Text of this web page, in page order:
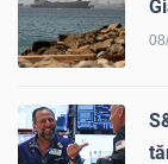
LIỆU